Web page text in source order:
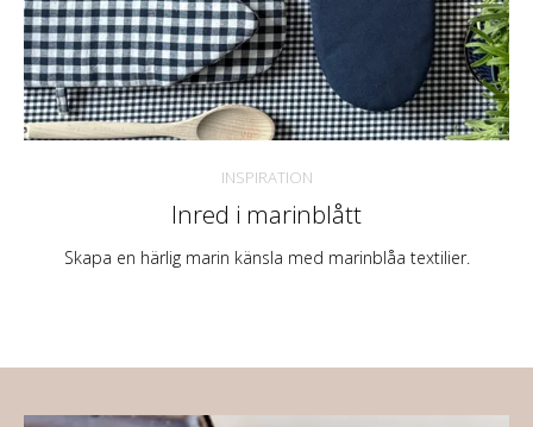
INSPIRATION
Inred i marinblått
Skapa en härlig marin känsla med marinblåa textilier.